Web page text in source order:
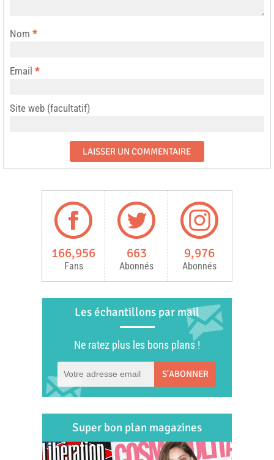
Nom *
Email *
Site web (facultatif)
166,956
Fans
663
Abonnés
9,976
Abonnés
Les échantillons par mail
Ne ratez plus les bons plans !
S'ABONNER
Super bon plan magazines